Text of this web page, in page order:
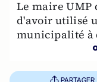
Le maire UMP
d'avoir utilisé
municipalité à
PARTAGER